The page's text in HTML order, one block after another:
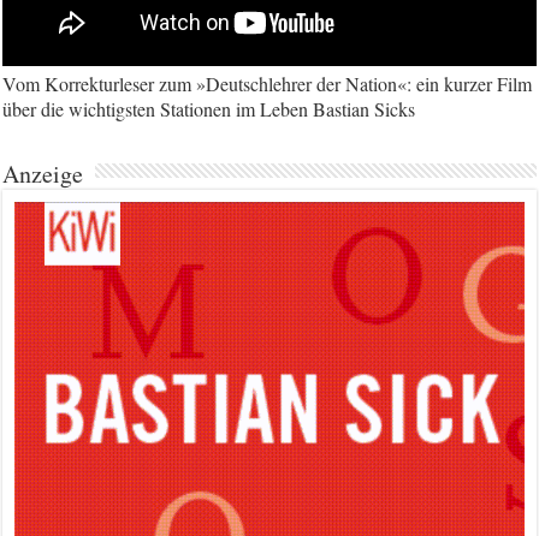
Vom Korrekturleser zum »Deutschlehrer der Nation«: ein kurzer Film
über die wichtigsten Stationen im Leben Bastian Sicks
Anzeige